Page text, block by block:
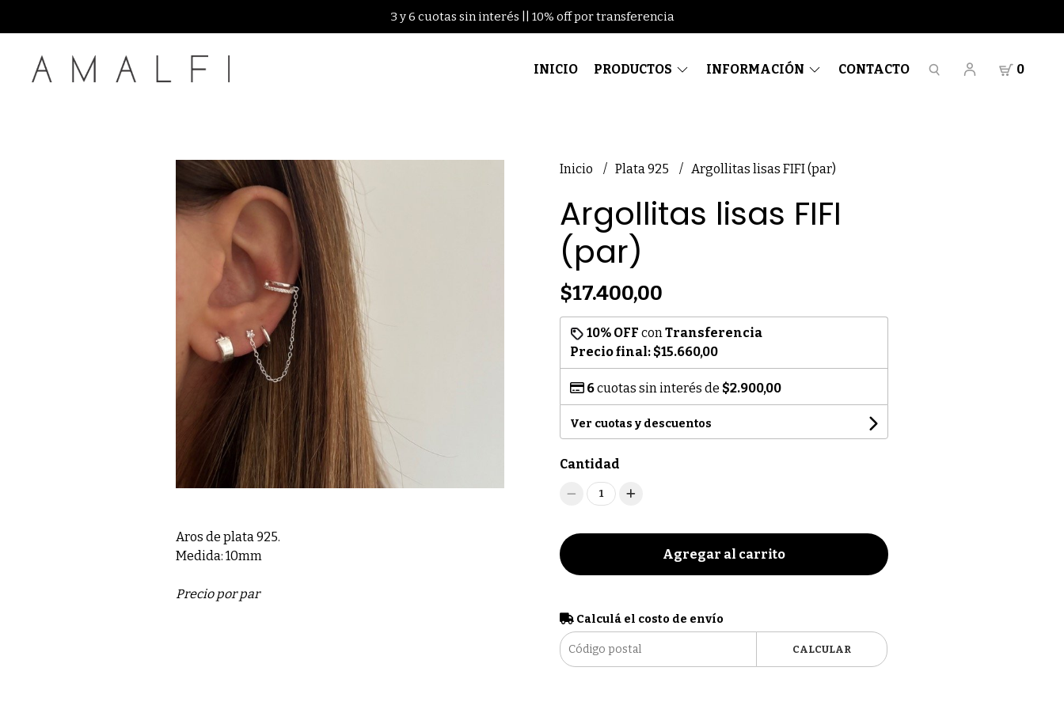
3 y 6 cuotas sin interés || 10% off por transferencia
INICIO PRODUCTOS INFORMACIÓN CONTACTO 0
Aros de plata 925.
Medida: 10mm
Precio por par
Inicio Plata 925 Argollitas lisas FIFI (par)
Argollitas lisas FIFI
(par)
$17.400,00
10% OFF conTransferencia
Precio final: $15.660,00
6cuotas sin interés de $2.900,00
Ver cuotas y descuentos
Cantidad
1
Agregar al carrito
Calculá el costo de envío
CALCULAR